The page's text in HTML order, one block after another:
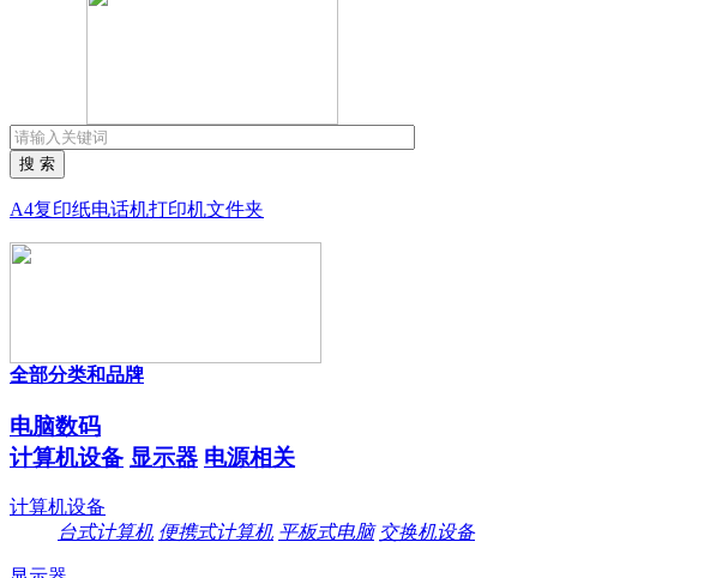
搜 索
A4复印纸电话机打印机文件夹
全部分类和品牌
电脑数码
计算机设备 显示器 电源相关
计算机设备
台式计算机 便携式计算机 平板式电脑 交换机设备